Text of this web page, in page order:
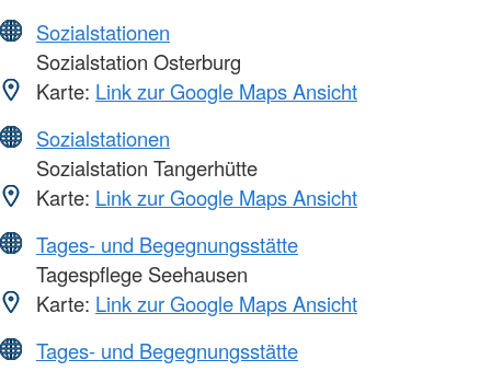
Sozialstationen
Sozialstation Osterburg
Karte: Link zur Google Maps Ansicht
Sozialstationen
Sozialstation Tangerhütte
Karte: Link zur Google Maps Ansicht
Tages- und Begegnungsstätte
Tagespflege Seehausen
Karte: Link zur Google Maps Ansicht
Tages- und Begegnungsstätte